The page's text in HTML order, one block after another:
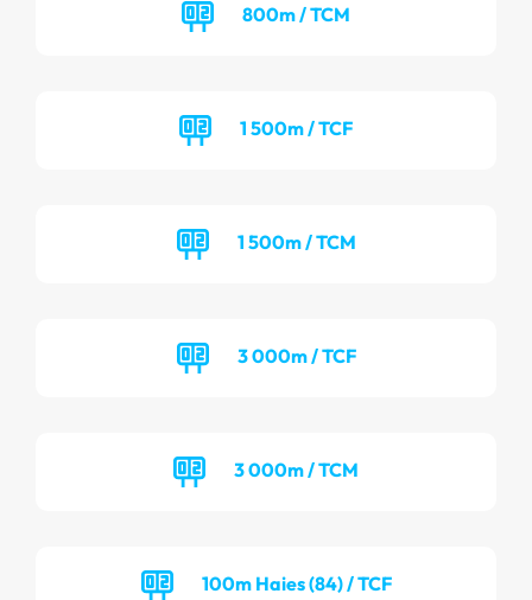
800m / TCM
1 500m / TCF
1 500m / TCM
3 000m / TCF
3 000m / TCM
100m Haies (84) / TCF